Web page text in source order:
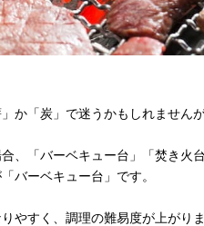
か「炭」で迷うかもしれませんが
、「バーベキュー台」「焚き火
バーベキュー台」です。
やすく、調理の難易度が上がり